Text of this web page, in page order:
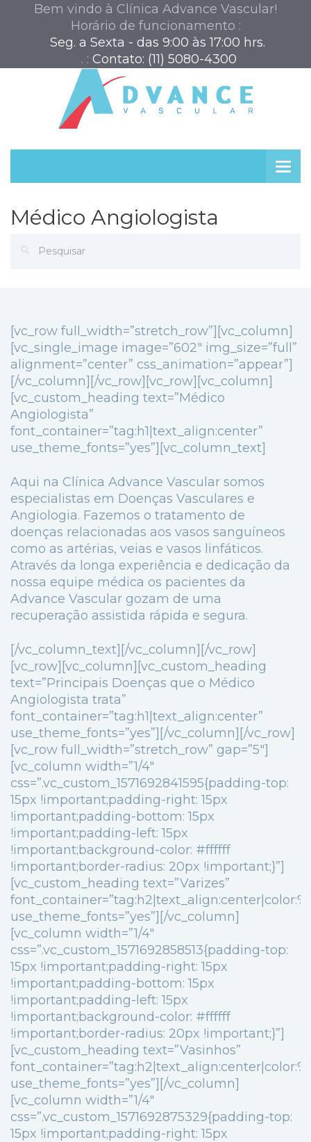
Bem vindo à Clínica Advance Vascular!
Horário de funcionamento :
Seg. a Sexta - das 9:00 às 17:00 hrs.
. : Contato: (11) 5080-4300
Médico Angiologista
[vc_row full_width=”stretch_row”][vc_column]
[vc_single_image image=”602″ img_size=”full”
alignment=”center” css_animation=”appear”]
[/vc_column][/vc_row][vc_row][vc_column]
[vc_custom_heading text=”Médico
Angiologista”
font_container=”tag:h1|text_align:center”
use_theme_fonts=”yes”][vc_column_text]
Aqui na Clínica Advance Vascular somos
especialistas em Doenças Vasculares e
Angiologia. Fazemos o tratamento de
doenças relacionadas aos vasos sanguíneos
como as artérias, veias e vasos linfáticos.
Através da longa experiência e dedicação da
nossa equipe médica os pacientes da
Advance Vascular gozam de uma
recuperação assistida rápida e segura.
[/vc_column_text][/vc_column][/vc_row]
[vc_row][vc_column][vc_custom_heading
text=”Principais Doenças que o Médico
Angiologista trata”
font_container=”tag:h1|text_align:center”
use_theme_fonts=”yes”][/vc_column][/vc_row]
[vc_row full_width=”stretch_row” gap=”5″]
[vc_column width=”1/4″
css=”.vc_custom_1571692841595{padding-top:
15px !important;padding-right: 15px
!important;padding-bottom: 15px
!important;padding-left: 15px
!important;background-color: #ffffff
!important;border-radius: 20px !important;}”]
[vc_custom_heading text=”Varizes”
use_theme_fonts=”yes”][/vc_column]
[vc_column width=”1/4″
css=”.vc_custom_1571692858513{padding-top:
15px !important;padding-right: 15px
!important;padding-bottom: 15px
!important;padding-left: 15px
!important;background-color: #ffffff
!important;border-radius: 20px !important;}”]
[vc_custom_heading text=”Vasinhos”
use_theme_fonts=”yes”][/vc_column]
[vc_column width=”1/4″
css=”.vc_custom_1571692875329{padding-top:
15px !important;padding-right: 15px